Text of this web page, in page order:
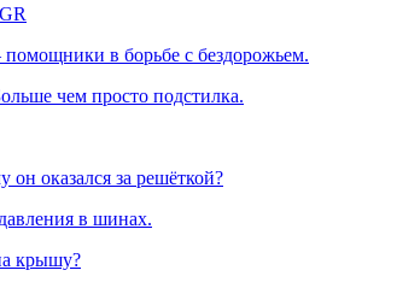
в борьбе с бездорожьем.
чем просто подстилка.
он оказался за решёткой?
в шинах.
крышу?